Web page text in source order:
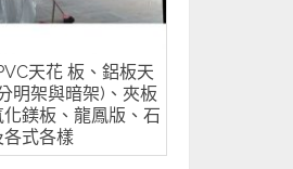
天花 板、鋁板天
明架與暗架)、夾板
鎂板、龍鳳版、石
各式各樣